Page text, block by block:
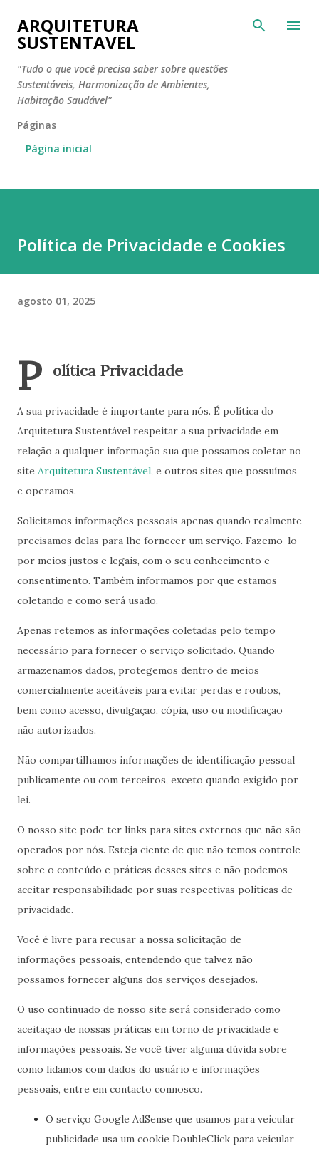
Pular para o conteúdo principal
ARQUITETURA
SUSTENTAVEL
"Tudo o que você precisa saber sobre questões
Sustentáveis, Harmonização de Ambientes,
Habitação Saudável"
Páginas
Página inicial
Política de Privacidade e Cookies
agosto 01, 2025
P olítica Privacidade
A sua privacidade é importante para nós. É política do
Arquitetura Sustentável respeitar a sua privacidade em
relação a qualquer informação sua que possamos coletar no
site Arquitetura Sustentável, e outros sites que possuímos
e operamos.
Solicitamos informações pessoais apenas quando realmente
precisamos delas para lhe fornecer um serviço. Fazemo-lo
por meios justos e legais, com o seu conhecimento e
consentimento. Também informamos por que estamos
coletando e como será usado.
Apenas retemos as informações coletadas pelo tempo
necessário para fornecer o serviço solicitado. Quando
armazenamos dados, protegemos dentro de meios
comercialmente aceitáveis ​​para evitar perdas e roubos,
bem como acesso, divulgação, cópia, uso ou modificação
não autorizados.
Não compartilhamos informações de identificação pessoal
publicamente ou com terceiros, exceto quando exigido por
lei.
O nosso site pode ter links para sites externos que não são
operados por nós. Esteja ciente de que não temos controle
sobre o conteúdo e práticas desses sites e não podemos
aceitar responsabilidade por suas respectivas políticas de
privacidade.
Você é livre para recusar a nossa solicitação de
informações pessoais, entendendo que talvez não
possamos fornecer alguns dos serviços desejados.
O uso continuado de nosso site será considerado como
aceitação de nossas práticas em torno de privacidade e
informações pessoais. Se você tiver alguma dúvida sobre
como lidamos com dados do usuário e informações
pessoais, entre em contacto connosco.
O serviço Google AdSense que usamos para veicular
publicidade usa um cookie DoubleClick para veicular